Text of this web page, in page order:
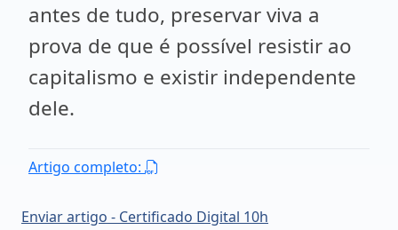
antes de tudo, preservar viva a
prova de que é possível resistir ao
capitalismo e existir independente
dele.
Artigo completo:
Enviar artigo - Certificado Digital 10h